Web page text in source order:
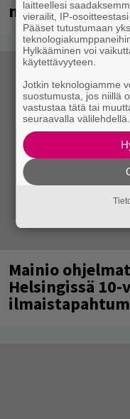
nämä artistit
Mainio
Helsingissä
laitteellesi
vierailit, IP-
Pääset tutustumaan
Hylkääminen voi
käytettävyyteen.
Jotkin teknologiamme
suostumusta, jos niillä
vastustaa tätä tai
seuraavalla välilehdellä.